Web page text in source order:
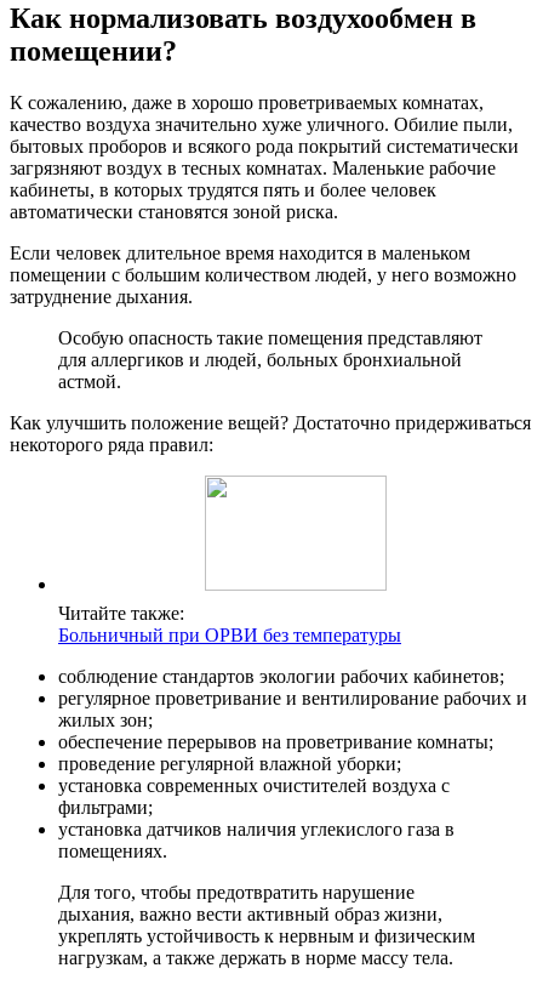
Как нормализовать воздухообмен в
помещении?
К сожалению, даже в хорошо проветриваемых комнатах,
качество воздуха значительно хуже уличного. Обилие пыли,
бытовых проборов и всякого рода покрытий систематически
загрязняют воздух в тесных комнатах. Маленькие рабочие
кабинеты, в которых трудятся пять и более человек
автоматически становятся зоной риска.
Если человек длительное время находится в маленьком
помещении с большим количеством людей, у него возможно
затруднение дыхания.
Особую опасность такие помещения представляют
для аллергиков и людей, больных бронхиальной
астмой.
Как улучшить положение вещей? Достаточно придерживаться
некоторого ряда правил:
Читайте также:
Больничный при ОРВИ без температуры
соблюдение стандартов экологии рабочих кабинетов;
регулярное проветривание и вентилирование рабочих и
жилых зон;
обеспечение перерывов на проветривание комнаты;
проведение регулярной влажной уборки;
установка современных очистителей воздуха с
фильтрами;
установка датчиков наличия углекислого газа в
помещениях.
Для того, чтобы предотвратить нарушение
дыхания, важно вести активный образ жизни,
укреплять устойчивость к нервным и физическим
нагрузкам, а также держать в норме массу тела.